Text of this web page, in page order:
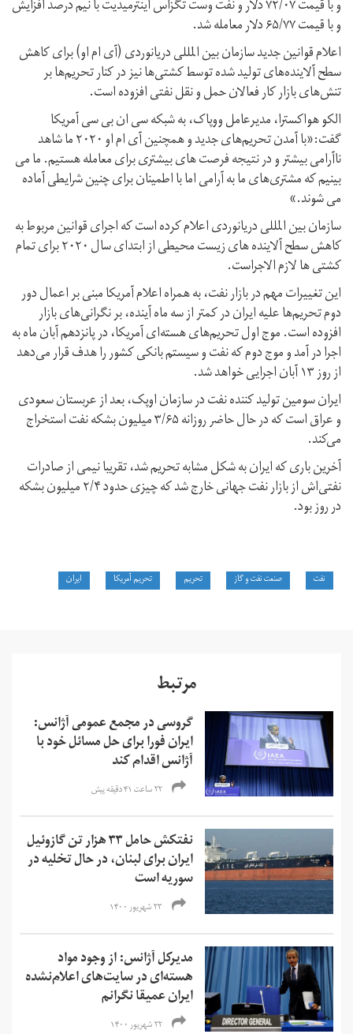
و با قیمت ۷۲/۰۷ دلار و نفت وست تگزاس اینترمیدیت با نیم درصد افزایش
و با قیمت ۶۵/۷۷ دلار معامله شد.
اعلام قوانین جدید سازمان بین المللی دریانوردی (آی ام او) برای کاهش
سطح آلاینده‌های تولید شده توسط کشتی‌ها نیز در کنار تحریم‌ها بر
تنش‌های بازار کار فعالان حمل و نقل نفتی افزوده است.
الکو هواکسترا، مدیرعامل ووپاک، به شبکه سی ان بی سی آمریکا
گفت:«با آمدن تحریم‌های جدید و همچنین آی ام او ۲۰۲۰ ما شاهد
ناآرامی بیشتر و در نتیجه فرصت های بیشتری برای معامله هستیم. ما می
بینیم که مشتری‌های ما به آرامی اما با اطمینان برای چنین شرایطی آماده
می شوند.»
سازمان بین المللی دریانوردی اعلام کرده است که اجرای قوانین مربوط به
کاهش سطح آلاینده های زیست محیطی از ابتدای سال ۲۰۲۰ برای تمام
کشتی ها لازم الاجراست.
این تغییرات مهم در بازار نفت، به همراه اعلام آمریکا مبنی بر اعمال دور
دوم تحریم‌ها علیه ایران در کمتر از سه ماه آینده، بر نگرانی‌های بازار
افزوده است. موج اول تحریم‌های هسته‌ای آمریکا، در پانزدهم آبان ماه به
اجرا در آمد و موج دوم که نفت و سیستم بانکی کشور را هدف قرار می‌دهد
از روز ۱۳ آبان اجرایی خواهد شد.
ایران سومین تولید کننده نفت در سازمان اوپک، بعد از عربستان سعودی
و عراق است که در حال حاضر روزانه ۳/۶۵ میلیون بشکه نفت استخراج
می‌کند.
آخرین باری که ایران به شکل مشابه تحریم شد، تقریبا نیمی از صادرات
نفتی‌‌اش از بازار نفت جهانی خارج شد که چیزی حدود ۲/۴ میلیون بشکه
در روز بود.
نفت صنعت نفت و گاز تحریم تحریم آمریکا ایران
مرتبط
گروسی در مجمع عمومی آژانس:
ایران فورا برای حل مسائل خود با
آژانس اقدام کند
۲۲ ساعت ۴۱ دقیقه پیش
نفتکش حامل ۳۳ هزار تن گازوئیل
ایران برای لبنان، در حال تخلیه در
سوریه است
۲۳ شهریور ۱۴۰۰
مدیرکل آژانس: از وجود مواد
هسته‌ای در سایت‌های اعلام‌نشده
ایران عمیقا نگرانم
۲۲ شهریور ۱۴۰۰